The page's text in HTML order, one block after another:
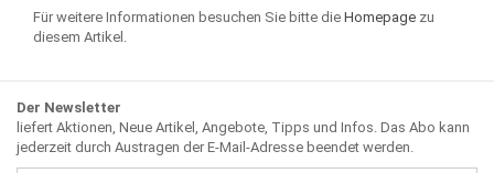
Für weitere Informationen besuchen Sie bitte die Homepage zu
diesem Artikel.
Der Newsletter
liefert Aktionen, Neue Artikel, Angebote, Tipps und Infos. Das Abo kann
jederzeit durch Austragen der E-Mail-Adresse beendet werden.